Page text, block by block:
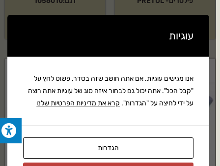
עוגיות
אנו מגישים עוגיות. אם אתה חושב שזה בסדר, פשוט לחץ על
"קבל הכל". אתה יכול גם לבחור איזה סוג של עוגיות אתה רוצה
על ידי לחיצה על "הגדרות".קרא את מדיניות הפרטיות שלנו
הגדרות